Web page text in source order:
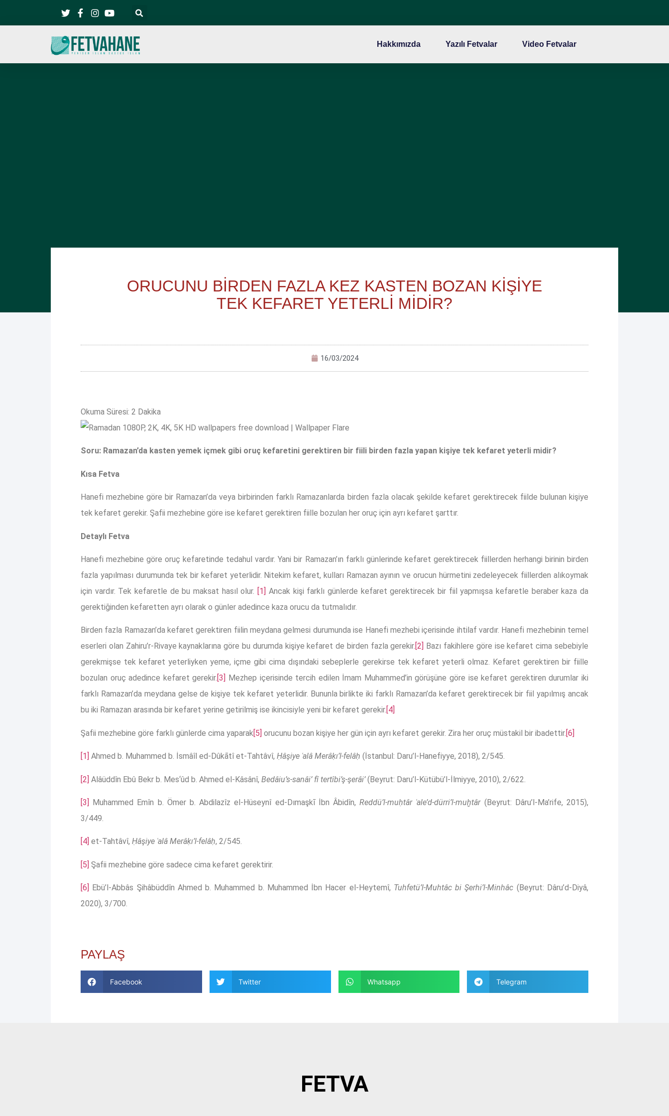
Hakkımızda Yazılı Fetvalar Video Fetvalar
ORUCUNU BİRDEN FAZLA KEZ KASTEN BOZAN KİŞİYE
TEK KEFARET YETERLİ MİDİR?
16/03/2024
Soru: Ramazan’da kasten yemek içmek gibi oruç kefaretini gerektiren bir fiili birden fazla yapan kişiye tek kefaret yeterli midir?
Kısa Fetva
Hanefi mezhebine göre bir Ramazan’da veya birbirinden farklı Ramazanlarda birden fazla olacak şekilde kefaret gerektirecek fiilde bulunan kişiye
tek kefaret gerekir. Şafii mezhebine göre ise kefaret gerektiren fiille bozulan her oruç için ayrı kefaret şarttır.
Detaylı Fetva
Hanefi mezhebine göre oruç kefaretinde tedahul vardır. Yani bir Ramazan’ın farklı günlerinde kefaret gerektirecek fiillerden herhangi birinin birden
fazla yapılması durumunda tek bir kefaret yeterlidir. Nitekim kefaret, kulları Ramazan ayının ve orucun hürmetini zedeleyecek fiillerden alıkoymak
için vardır. Tek kefaretle de bu maksat hasıl olur. [1] Ancak kişi farklı günlerde kefaret gerektirecek bir fiil yapmışsa kefaretle beraber kaza da
gerektiğinden kefaretten ayrı olarak o günler adedince kaza orucu da tutmalıdır.
Birden fazla Ramazan’da kefaret gerektiren fiilin meydana gelmesi durumunda ise Hanefi mezhebi içerisinde ihtilaf vardır. Hanefi mezhebinin temel
eserleri olan Zahiru’r-Rivaye kaynaklarına göre bu durumda kişiye kefaret de birden fazla gerekir. [2]
Bazı fakihlere göre ise kefaret cima sebebiyle
gerekmişse tek kefaret yeterliyken yeme, içme gibi cima dışındaki sebeplerle gerekirse tek kefaret yeterli olmaz. Kefaret gerektiren bir fiille
bozulan oruç adedince kefaret gerekir. [3]
Mezhep içerisinde tercih edilen İmam Muhammed’in görüşüne göre ise kefaret gerektiren durumlar iki
farklı Ramazan’da meydana gelse de kişiye tek kefaret yeterlidir. Bununla birlikte iki farklı Ramazan’da kefaret gerektirecek bir fiil yapılmış ancak
bu iki Ramazan arasında bir kefaret yerine getirilmiş ise ikincisiyle yeni bir kefaret gerekir. [4]
Şafii mezhebine göre farklı günlerde cima yaparak[5] orucunu bozan kişiye her gün için ayrı kefaret gerekir. Zira her oruç müstakil bir ibadettir. [6]
[1] Ahmed b. Muhammed b. İsmâîl ed-Dûkātî et-Tahtâvî, Ḥâşiye ʿalâ Merâḳı’l-felâḥ (İstanbul: Daru’l-Hanefiyye, 2018), 2/545.
[2] Alâüddîn Ebû Bekr b. Mes‘ûd b. Ahmed el-Kâsânî, Bedâiu’s-sanâi’ fî tertîbi’ş-şerâi’(Beyrut: Daru’l-Kütübü’l-İlmiyye, 2010), 2/622.
[3] Muhammed Emîn b. Ömer b. Abdilazîz el-Hüseynî ed-Dımaşkī İbn Âbidîn,Reddü’l-muḥtâr ʿale’d-dürri’l-muḫtâr(Beyrut: Dâru’l-Ma’rife, 2015),
3/449.
[4] et-Tahtâvî, Ḥâşiye ʿalâ Merâḳı’l-felâḥ, 2/545.
[5] Şafii mezhebine göre sadece cima kefaret gerektirir.
[6] Ebü’l-Abbâs Şihâbüddîn Ahmed b. Muhammed b. Muhammed İbn Hacer el-Heytemî, Tuhfetü’l-Muhtâc bi Şerhi’l-Minhâc (Beyrut: Dâru’d-Diyâ,
2020), 3/700.
PAYLAŞ
Facebook Twitter Whatsapp Telegram
FETVA